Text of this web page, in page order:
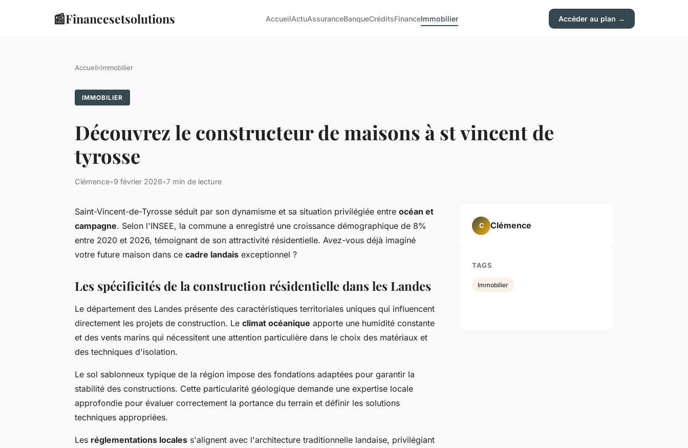
📰Financesetsolutions AccueilActuAssuranceBanqueCréditsFinanceImmobilier Accéder au plan →
Accueil›Immobilier
IMMOBILIER
Découvrez le constructeur de maisons à st vincent de
tyrosse
Clémence•9 février 2026•7 min de lecture
Saint-Vincent-de-Tyrosse séduit par son dynamisme et sa situation privilégiée entre océan et
campagne. Selon l'INSEE, la commune a enregistré une croissance démographique de 8%
entre 2020 et 2026, témoignant de son attractivité résidentielle. Avez-vous déjà imaginé
votre future maison dans ce cadre landais exceptionnel ?
Les spécificités de la construction résidentielle dans les Landes
Le département des Landes présente des caractéristiques territoriales uniques qui influencent
directement les projets de construction. Le climat océanique apporte une humidité constante
et des vents marins qui nécessitent une attention particulière dans le choix des matériaux et
des techniques d'isolation.
Le sol sablonneux typique de la région impose des fondations adaptées pour garantir la
stabilité des constructions. Cette particularité géologique demande une expertise locale
approfondie pour évaluer correctement la portance du terrain et définir les solutions
techniques appropriées.
Les réglementations locales s'alignent avec l'architecture traditionnelle landaise, privilégiant
C Clémence
TAGS
Immobilier